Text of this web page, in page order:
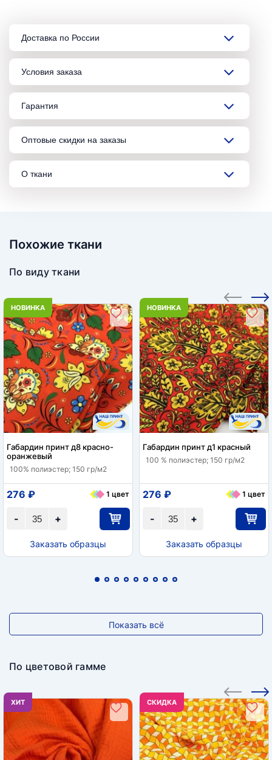
Доставка по России
Условия заказа
Гарантия
Оптовые скидки на заказы
О ткани
Похожие ткани
По виду ткани
НОВИНКА
Габардин принт д8 красно-
оранжевый
100% полиэстер; 150 гр/м2
+
-
276 ₽ 1 цвет
Заказать образцы
НОВИНКА
Габардин принт д1 красный
100 % полиэстер; 150 гр/м2
+
-
276 ₽ 1 цвет
Заказать образцы
Показать всё
По цветовой гамме
ХИТ CКИДКА